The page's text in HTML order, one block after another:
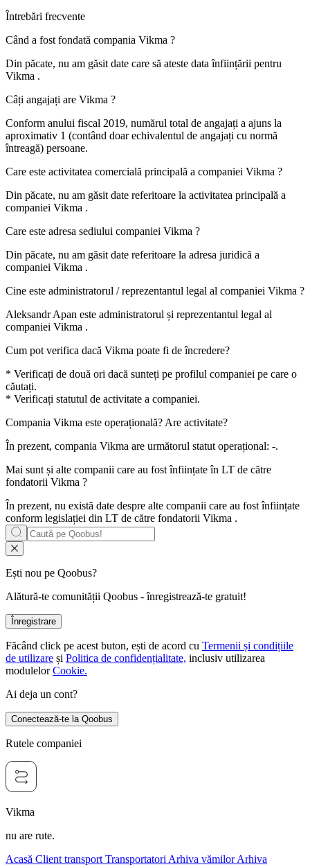
Întrebări frecvente
Când a fost fondată compania Vikma ?
Din păcate, nu am găsit date care să ateste data înființării pentru
Vikma .
Câți angajați are Vikma ?
Conform anului fiscal 2019, numărul total de angajați a ajuns la
aproximativ 1 (contând doar echivalentul de angajați cu normă
întreagă) persoane.
Care este activitatea comercială principală a companiei Vikma ?
Din păcate, nu am găsit date referitoare la activitatea principală a
companiei Vikma .
Care este adresa sediului companiei Vikma ?
Din păcate, nu am găsit date referitoare la adresa juridică a
companiei Vikma .
Cine este administratorul / reprezentantul legal al companiei Vikma ?
Aleksandr Apan este administratorul și reprezentantul legal al
companiei Vikma .
Cum pot verifica dacă Vikma poate fi de încredere?
* Verificați de două ori dacă sunteți pe profilul companiei pe care o
căutați.
* Verificați statutul de activitate a companiei.
Compania Vikma este operațională? Are activitate?
În prezent, compania Vikma are următorul statut operațional: -.
Mai sunt și alte companii care au fost înființate în LT de către
fondatorii Vikma ?
În prezent, nu există date despre alte companii care au fost înființate
conform legislației din LT de către fondatorii Vikma .
Ești nou pe Qoobus?
Alătură-te comunității Qoobus - înregistrează-te gratuit!
Înregistrare
Făcând click pe acest buton, ești de acord cu Termenii și condițiile
de utilizare și Politica de confidențialitate, inclusiv utilizarea
modulelor Cookie.
Ai deja un cont?
Conectează-te la Qoobus
Rutele companiei
Vikma
nu are rute.
Acasă Client transport Transportatori Arhiva vămilor Arhiva